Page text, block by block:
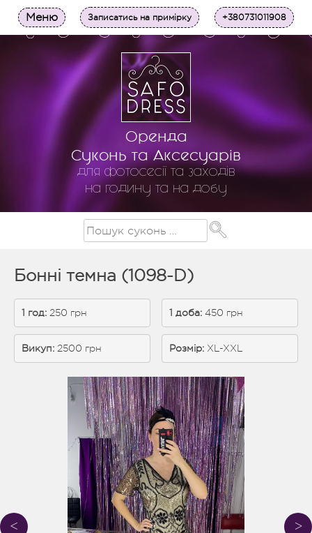
Оренда
Суконь та Аксесуарів
для фотосесії та заходів
на годину та на добу
Меню Записатись на примірку +380731011908
Бонні темна (1098-D)
1 год: 250 грн 1 доба: 450 грн
Викуп: 2500 грн Розмір: XL-XXL